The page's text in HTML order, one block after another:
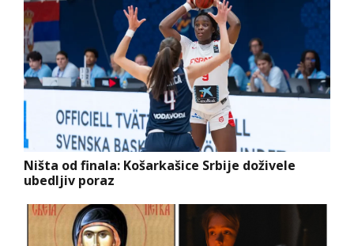
Ništa od finala: Košarkašice Srbije doživele
ubedljiv poraz